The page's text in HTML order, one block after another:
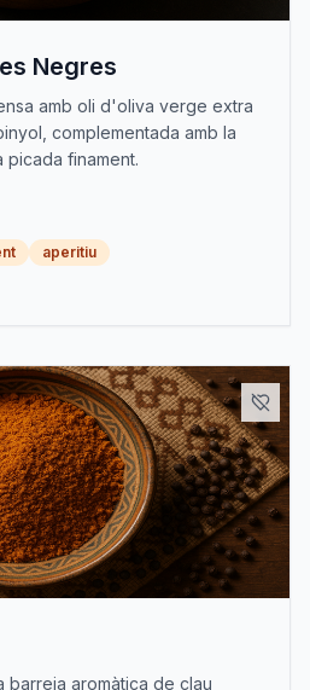
Negres
amb oli d'oliva verge extra
complementada amb la
finament.
aperitiu
barreja aromàtica de clau